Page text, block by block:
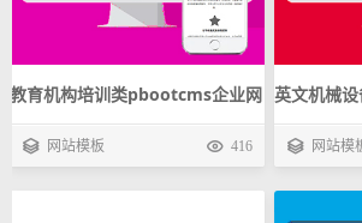
教育机构培训类pbootcms企业网
站模板 移民出国留学手机自适应
网站模板 416
英文机械
模板 五金
网站模